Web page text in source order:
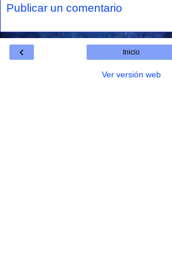
Publicar un comentario
‹ Inicio
Ver versión web